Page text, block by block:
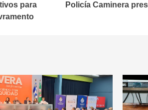
para
Policía Caminera